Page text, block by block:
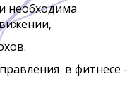
необходима
в фитнесе -